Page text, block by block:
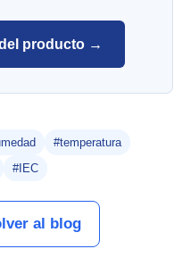
producto →
#temperatura
#IEC
al blog